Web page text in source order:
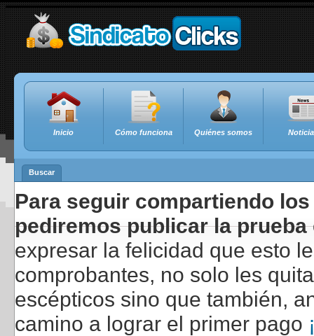
Inicio Cómo funciona Quiénes somos
Buscar
Para seguir compartiendo
pediremos publicar la
expresar la felicidad que esto
comprobantes, no solo les
escépticos sino que también,
camino a lograr el primer pago